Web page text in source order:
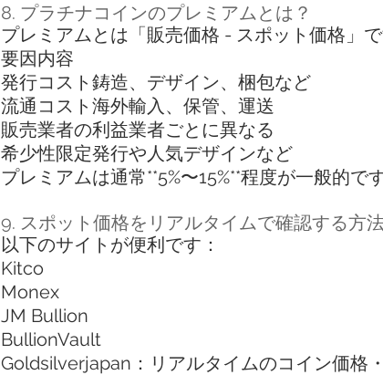
8. プラチナコインのプレミアムとは？
プレミアムとは「販売価格 - スポット価格」で
要因内容
発行コスト鋳造、デザイン、梱包など
流通コスト海外輸入、保管、運送
販売業者の利益業者ごとに異なる
希少性限定発行や人気デザインなど
プレミアムは通常**5%〜15%**程度が一般的です
9. スポット価格をリアルタイムで確認する方
以下のサイトが便利です：
Kitco
Monex
JM Bullion
BullionVault
Goldsilverjapan：リアルタイムのコイン価格